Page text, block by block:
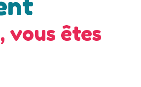
vous êtes